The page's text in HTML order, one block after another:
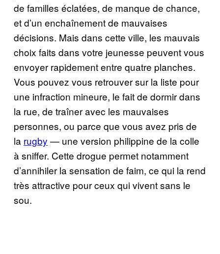
de familles éclatées, de manque de chance,
et d’un enchaînement de mauvaises
décisions. Mais dans cette ville, les mauvais
choix faits dans votre jeunesse peuvent vous
envoyer rapidement entre quatre planches.
Vous pouvez vous retrouver sur la liste pour
une infraction mineure, le fait de dormir dans
la rue, de traîner avec les mauvaises
personnes, ou parce que vous avez pris de
la rugby — une version philippine de la colle
à sniffer. Cette drogue permet notamment
d’annihiler la sensation de faim, ce qui la rend
très attractive pour ceux qui vivent sans le
sou.